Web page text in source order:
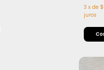
3 x de
juros